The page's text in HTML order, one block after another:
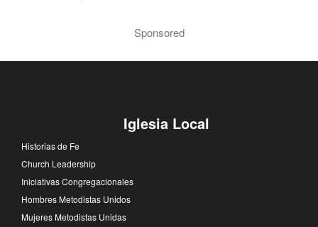
Sponsored
Iglesia Local
Historias de Fe
Church Leadership
Iniciativas Congregacionales
Hombres Metodistas Unidos
Mujeres Metodistas Unidas